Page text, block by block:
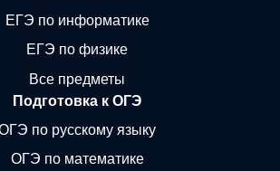
ЕГЭ по информатике
ЕГЭ по физике
Все предметы
Подготовка к ОГЭ
по русскому языку
ОГЭ по математике